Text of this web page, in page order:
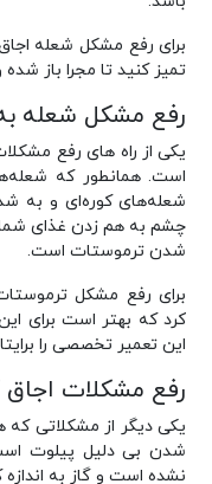
برای رفع مشکل شعله
تمیز کنید تا مجرا باز
رفع مشکل شعله
یکی از راه های رفع
است. همانطور که
شعله‌های کوره‌ای و به
چشم به هم زدن غذای
شدن ترموستات است.
برای رفع مشکل
کرد که بهتر است برای
این تعمیر تخصصی را
رفع مشکلات اجاق
یکی دیگر از مشکلاتی که
شدن بی دلیل پیلوت
نشده است و گاز به